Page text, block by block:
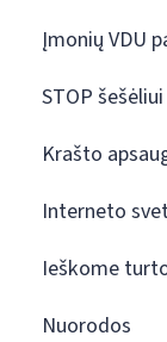
Įmonių VDU
STOP šešėliui
Krašto
Interneto
Ieškome
Nuorodos